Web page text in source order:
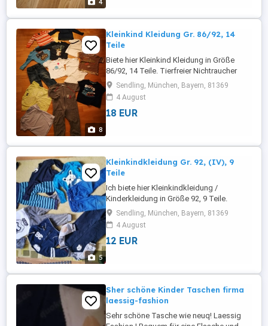
4
8
Kleinkind Kleidung Gr. 86/92, 14
Teile
Biete hier Kleinkind Kleidung in Größe
86/92, 14 Teile. Tierfreier Nichtraucher
Haushalt
Sendling, München, Bayern, 81369
4 August
18 EUR
5
Kleinkindkleidung Gr. 92, (IV), 9
Teile
Ich biete hier Kleinkindkleidung /
Kinderkleidung in Größe 92, 9 Teile.
Tierfreier Nichtraucher Haushalt
Sendling, München, Bayern, 81369
4 August
12 EUR
Sher schöne Kinder Taschen firma
laessig-fashion
Sehr schöne Tasche wie neuq! Laessig